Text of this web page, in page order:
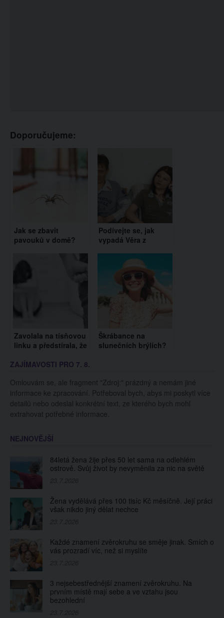
Doporučujeme:
Jak se zbavit
pavouků v domě?
Podívejte se, jak
vypadá Věra z
dnes. Vzpomínáte si
na ni?
Zavolala na tísňovou
linku a předstírala, že
pizzu. Byla to skrytá
Škrábance na
slunečních brýlích?
ZAJÍMAVOSTI PRO 7. 8.
Omlouvám se, ale fragment "Zdroj:" prázdný a nemám jiné
informace ke zpracování. Potřeboval bych, abys mi poskytl více
detailů nebo odeslal konkrétní text, ze kterého bych mohl
extrahovat potřebné informace.
NEJNOVĚJŠÍ
84letá žena žije přes 50 let sama na odlehlém
ostrově. Svůj život by nevyměnila za nic na světě
Žena vydělává přes 100 tisíc Kč měsíčně. Její práci
však nikdo jiný dělat nechce
Každé znamení zvěrokruhu se směje jinak. Smích o
vás prozradí víc, než si myslíte
3 nejsebestřednější znamení zvěrokruhu. Na
prvním místě mají sebe a ve vztahu jsou
bezohlední